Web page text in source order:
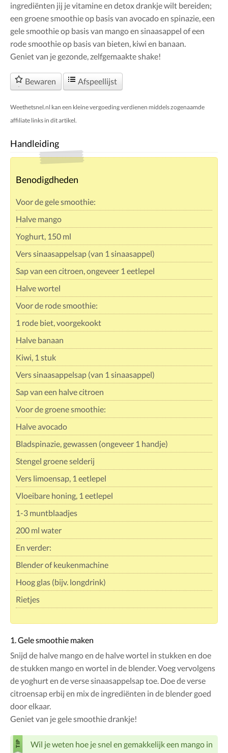
ingrediënten jij je vitamine en detox drankje wilt bereiden;
een groene smoothie op basis van avocado en spinazie, een
gele smoothie op basis van mango en sinaasappel of een
rode smoothie op basis van bieten, kiwi en banaan.
Geniet van je gezonde, zelfgemaakte shake!
Bewaren Afspeellijst
Weethetsnel.nl kan een kleine vergoeding verdienen middels zogenaamde
affiliate links in dit artikel.
Handleiding
Benodigdheden
Voor de gele smoothie:
Halve mango
Yoghurt, 150 ml
Vers sinaasappelsap (van 1 sinaasappel)
Sap van een citroen, ongeveer 1 eetlepel
Halve wortel
Voor de rode smoothie:
1 rode biet, voorgekookt
Halve banaan
Kiwi, 1 stuk
Vers sinaasappelsap (van 1 sinaasappel)
Sap van een halve citroen
Voor de groene smoothie:
Halve avocado
Bladspinazie, gewassen (ongeveer 1 handje)
Stengel groene selderij
Vers limoensap, 1 eetlepel
Vloeibare honing, 1 eetlepel
1-3 muntblaadjes
200 ml water
En verder:
Blender of keukenmachine
Hoog glas (bijv. longdrink)
Rietjes
1. Gele smoothie maken
Snijd de halve mango en de halve wortel in stukken en doe
de stukken mango en wortel in de blender. Voeg vervolgens
de yoghurt en de verse sinaasappelsap toe. Doe de verse
citroensap erbij en mix de ingrediënten in de blender goed
door elkaar.
Geniet van je gele smoothie drankje!
Wil je weten hoe je snel en gemakkelijk een mango in